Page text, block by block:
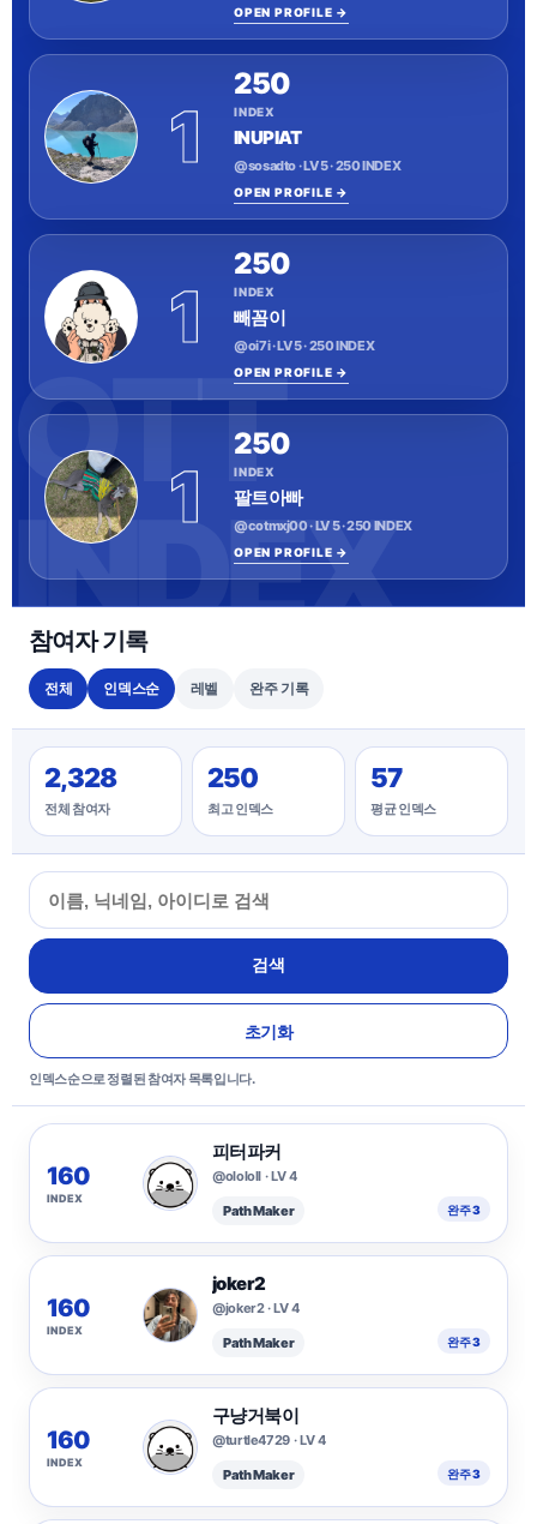
OPEN PROFILE →
1
250
INDEX
INUPIAT
@sosadto · LV 5 · 250 INDEX
OPEN PROFILE →
1
250
INDEX
빼꼼이
@oi7i · LV 5 · 250 INDEX
OPEN PROFILE →
1
250
INDEX
팔트아빠
@cotmxj00 · LV 5 · 250 INDEX
OPEN PROFILE →
참여자 기록
전체 인덱스순 레벨 완주 기록
2,328
전체 참여자
250
최고 인덱스
57
평균 인덱스
검색
초기화
인덱스순으로 정렬된 참여자 목록입니다.
160
INDEX
피터파커
@olololl · LV 4
Path Maker 완주 3
160
INDEX
joker2
@joker2 · LV 4
Path Maker 완주 3
160
INDEX
구냥거북이
@turtle4729 · LV 4
Path Maker 완주 3